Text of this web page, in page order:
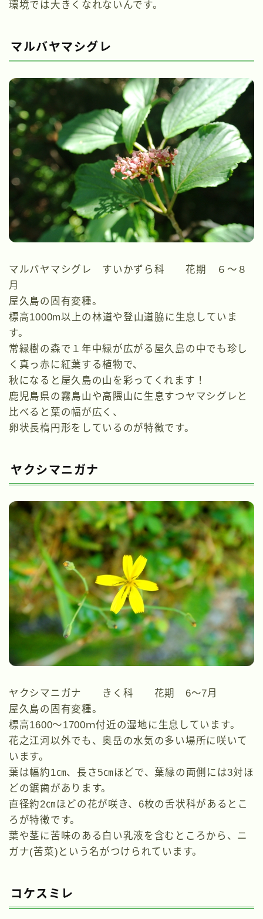
環境では大きくなれないんです。
マルバヤマシグレ
マルバヤマシグレ すいかずら科 花期 ６～８
月
屋久島の固有変種。
標高1000m以上の林道や登山道脇に生息していま
す。
常緑樹の森で１年中緑が広がる屋久島の中でも珍し
く真っ赤に紅葉する植物で、
秋になると屋久島の山を彩ってくれます！
鹿児島県の霧島山や高隈山に生息すつヤマシグレと
比べると葉の幅が広く、
卵状長楕円形をしているのが特徴です。
ヤクシマニガナ
ヤクシマニガナ きく科 花期 6～7月
屋久島の固有変種。
標高1600～1700ｍ付近の湿地に生息しています。
花之江河以外でも、奥岳の水気の多い場所に咲いて
います。
葉は幅約1㎝、長さ5㎝ほどで、葉縁の両側には3対ほ
どの鋸歯があります。
直径約2㎝ほどの花が咲き、6枚の舌状科があるとこ
ろが特徴です。
葉や茎に苦味のある白い乳液を含むところから、ニ
ガナ(苦菜)という名がつけられています。
コケスミレ